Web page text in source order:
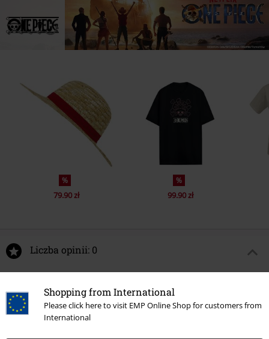
Shopping from International
Please click here to visit EMP Online Shop for customers from
International
%
79.90 zł
%
99.90 zł
Liczba opinii: 0
Vinyl Figurine 2255
Napisz opinię